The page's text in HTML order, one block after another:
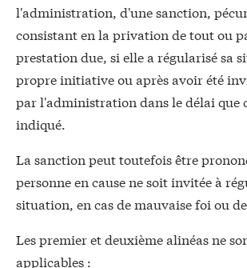
l'administration, d'une sanction,
consistant en la privation de tout ou
prestation due, si elle a régularisé sa
propre initiative ou après avoir été
par l'administration dans le délai que
indiqué.
La sanction peut toutefois être
personne en cause ne soit invitée à
situation, en cas de mauvaise foi ou
Les premier et deuxième alinéas ne
applicables :